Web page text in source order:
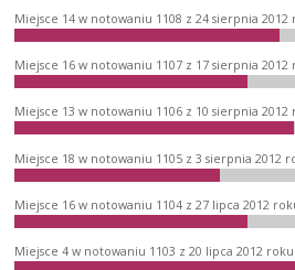
Miejsce 14 w notowaniu 1108 z 24 sierpnia
Miejsce 16 w notowaniu 1107 z 17 sierpnia
Miejsce 13 w notowaniu 1106 z 10 sierpnia
Miejsce 18 w notowaniu 1105 z 3 sierpnia 2012
Miejsce 16 w notowaniu 1104 z 27 lipca 2012
Miejsce 4 w notowaniu 1103 z 20 lipca 2012